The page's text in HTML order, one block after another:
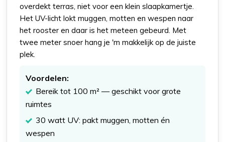
overdekt terras, niet voor een klein slaapkamertje.
Het UV-licht lokt muggen, motten en wespen naar
het rooster en daar is het meteen gebeurd. Met
twee meter snoer hang je 'm makkelijk op de juiste
plek.
Voordelen:
Bereik tot 100 m² — geschikt voor grote
ruimtes
30 watt UV: pakt muggen, motten én
wespen